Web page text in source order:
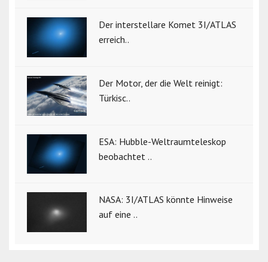
Der interstellare Komet 3I/ATLAS
erreich..
Der Motor, der die Welt reinigt:
Türkisc..
ESA: Hubble-Weltraumteleskop
beobachtet ..
NASA: 3I/ATLAS könnte Hinweise
auf eine ..